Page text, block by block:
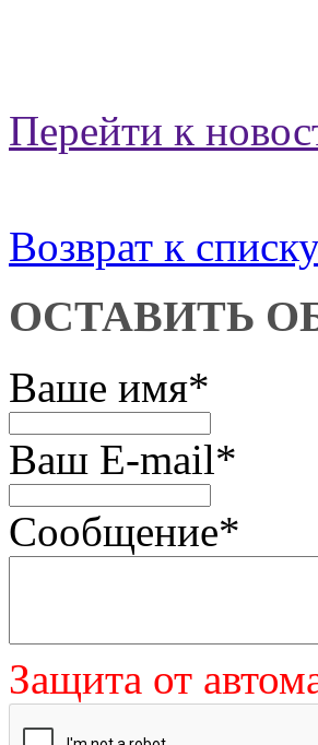
Перейти к
Возврат к
ОСТАВИТЬ
Ваше имя*
Ваш E-mail*
Сообщение*
Защита от